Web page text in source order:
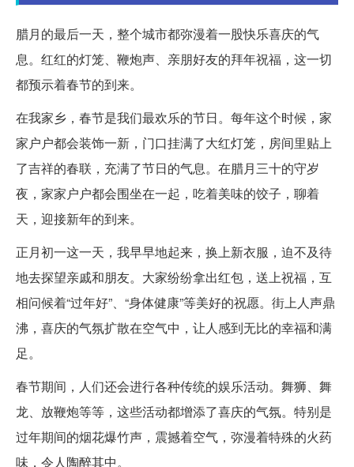
腊月的最后一天，整个城市都弥漫着一股快乐喜庆的气
息。红红的灯笼、鞭炮声、亲朋好友的拜年祝福，这一切
都预示着春节的到来。
在我家乡，春节是我们最欢乐的节日。每年这个时候，家
家户户都会装饰一新，门口挂满了大红灯笼，房间里贴上
了吉祥的春联，充满了节日的气息。在腊月三十的守岁
夜，家家户户都会围坐在一起，吃着美味的饺子，聊着
天，迎接新年的到来。
正月初一这一天，我早早地起来，换上新衣服，迫不及待
地去探望亲戚和朋友。大家纷纷拿出红包，送上祝福，互
相问候着“过年好”、“身体健康”等美好的祝愿。街上人声鼎
沸，喜庆的气氛扩散在空气中，让人感到无比的幸福和满
足。
春节期间，人们还会进行各种传统的娱乐活动。舞狮、舞
龙、放鞭炮等等，这些活动都增添了喜庆的气氛。特别是
过年期间的烟花爆竹声，震撼着空气，弥漫着特殊的火药
味，令人陶醉其中。